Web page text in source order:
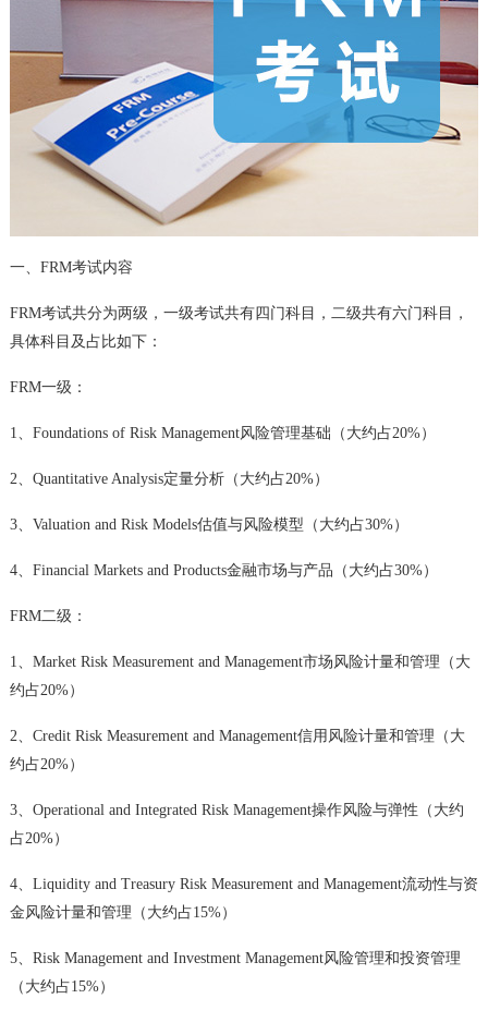
一、FRM考试内容
FRM考试共分为两级，一级考试共有四门科目，二级共有六门科目，
具体科目及占比如下：
FRM一级：
1、Foundations of Risk Management风险管理基础（大约占20%）
2、Quantitative Analysis定量分析（大约占20%）
3、Valuation and Risk Models估值与风险模型（大约占30%）
4、Financial Markets and Products金融市场与产品（大约占30%）
FRM二级：
1、Market Risk Measurement and Management市场风险计量和管理（大
约占20%）
2、Credit Risk Measurement and Management信用风险计量和管理（大
约占20%）
3、Operational and Integrated Risk Management操作风险与弹性（大约
占20%）
4、Liquidity and Treasury Risk Measurement and Management流动性与资
金风险计量和管理（大约占15%）
5、Risk Management and Investment Management风险管理和投资管理
（大约占15%）